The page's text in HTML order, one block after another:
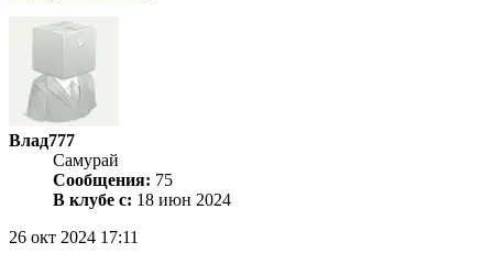
Влад777
Самурай
Сообщения: 75
В клубе с: 18 июн 2024
26 окт 2024 17:11